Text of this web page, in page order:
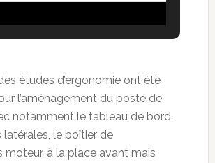
études d’ergonomie ont été
l’aménagement du poste de
notamment le tableau de bord,
latérales, le boîtier de
moteur, à la place avant mais